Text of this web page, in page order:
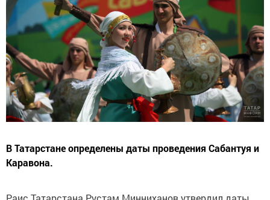
В Татарстане определены даты проведения Сабантуя и
Каравона.